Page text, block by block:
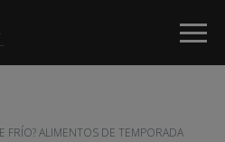
FRÍO? ALIMENTOS DE TEMPORADA